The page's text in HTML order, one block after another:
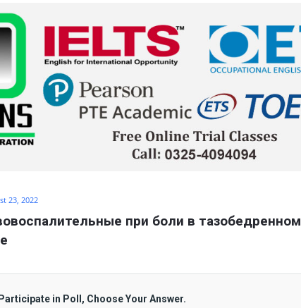
23, 2022
при боли в тазобедренном
in Poll, Choose Your Answer.